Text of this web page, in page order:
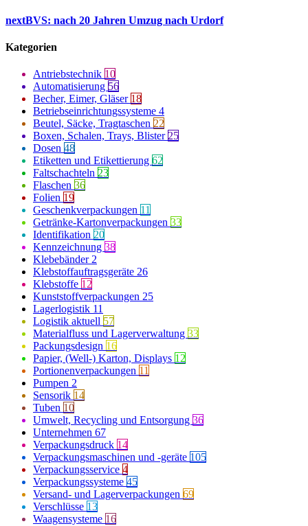
nextBVS: nach 20 Jahren Umzug nach Urdorf
Kategorien
Antriebstechnik 10
Automatisierung 56
Becher, Eimer, Gläser 18
Betriebseinrichtungssysteme 4
Beutel, Säcke, Tragtaschen 22
Boxen, Schalen, Trays, Blister 25
Dosen 48
Etiketten und Etikettierung 62
Faltschachteln 23
Flaschen 36
Folien 19
Geschenkverpackungen 11
Getränke-Kartonverpackungen 33
Identifikation 20
Kennzeichnung 38
Klebebänder 2
Klebstoffauftragsgeräte 26
Klebstoffe 12
Kunststoffverpackungen 25
Lagerlogistik 11
Logistik aktuell 57
Materialfluss und Lagerverwaltung 33
Packungsdesign 16
Papier, (Well-) Karton, Displays 12
Portionenverpackungen 11
Pumpen 2
Sensorik 14
Tuben 10
Umwelt, Recycling und Entsorgung 36
Unternehmen 67
Verpackungsdruck 14
Verpackungsmaschinen und -geräte 105
Verpackungsservice 4
Verpackungssysteme 45
Versand- und Lagerverpackungen 69
Verschlüsse 13
Waagensysteme 16